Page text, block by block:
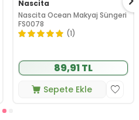
Nascita
Nascita Ocean Makyaj Süngeri
FS0078
(1)
89,91 TL
Sepete Ekle